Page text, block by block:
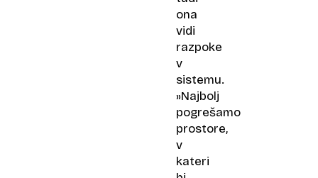
ona
vidi
razpoke
v
sistemu.
»Najbolj
pogrešamo
prostore,
v
kateri